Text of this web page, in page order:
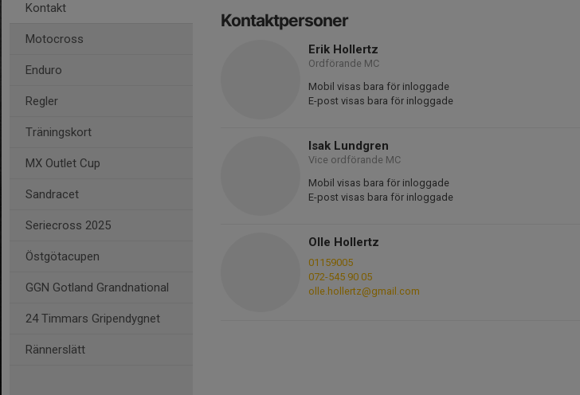
Kontakt
Motocross
Enduro
Regler
Träningskort
MX Outlet Cup
Sandracet
Seriecross 2025
Östgötacupen
GGN Gotland Grandnational
24 Timmars Gripendygnet
Rännerslätt
Kontaktpersoner
Erik Hollertz
Ordförande MC
Mobil visas bara för inloggade
E-post visas bara för inloggade
Isak Lundgren
Vice ordförande MC
Mobil visas bara för inloggade
E-post visas bara för inloggade
Olle Hollertz
01159005
072-545 90 05
olle.hollertz@gmail.com